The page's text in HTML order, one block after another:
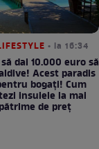
• la 16:34
dai 10.000 euro să
Acest paradis
bogați! Cum
insulele la mai
de preț